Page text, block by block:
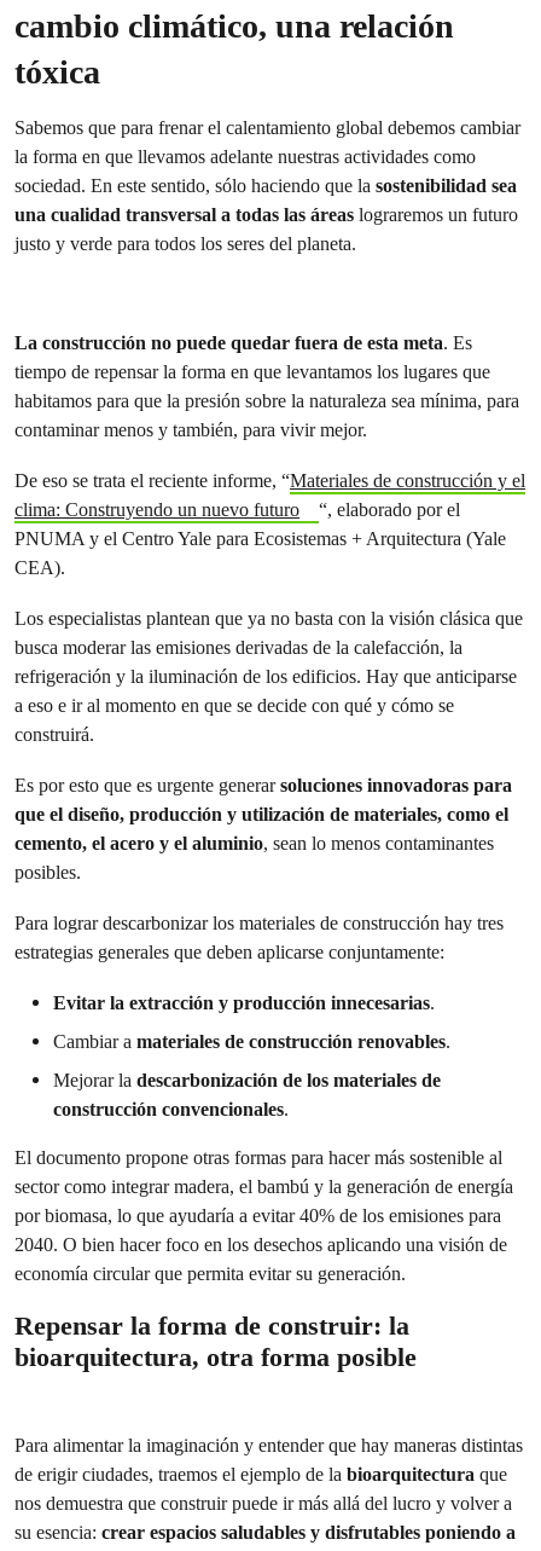
cambio climático, una relación
tóxica
Sabemos que para frenar el calentamiento global debemos cambiar
la forma en que llevamos adelante nuestras actividades como
sociedad. En este sentido, sólo haciendo que la sostenibilidad sea
una cualidad transversal a todas las áreas lograremos un futuro
justo y verde para todos los seres del planeta.
La construcción no puede quedar fuera de esta meta. Es
tiempo de repensar la forma en que levantamos los lugares que
habitamos para que la presión sobre la naturaleza sea mínima, para
contaminar menos y también, para vivir mejor.
De eso se trata el reciente informe, “Materiales de construcción y el
clima: Construyendo un nuevo futuro
“, elaborado por el
PNUMA y el Centro Yale para Ecosistemas + Arquitectura (Yale
CEA).
Los especialistas plantean que ya no basta con la visión clásica que
busca moderar las emisiones derivadas de la calefacción, la
refrigeración y la iluminación de los edificios. Hay que anticiparse
a eso e ir al momento en que se decide con qué y cómo se
construirá.
Es por esto que es urgente generarsoluciones innovadoras para
que el diseño, producción y utilización de materiales, como el
cemento, el acero y el aluminio, sean lo menos contaminantes
posibles.
Para lograr descarbonizar los materiales de construcción hay tres
estrategias generales que deben aplicarse conjuntamente:
Evitar la extracción y producción innecesarias.
Cambiar a materiales de construcción renovables.
Mejorar la descarbonización de los materiales de
construcción convencionales.
El documento propone otras formas para hacer más sostenible al
sector como integrar madera, el bambú y la generación de energía
por biomasa, lo que ayudaría a evitar 40% de los emisiones para
2040. O bien hacer foco en los desechos aplicando una visión de
economía circular que permita evitar su generación.
Repensar la forma de construir: la
bioarquitectura, otra forma posible
Para alimentar la imaginación y entender que hay maneras distintas
de erigir ciudades, traemos el ejemplo de la bioarquitectura que
nos demuestra que construir puede ir más allá del lucro y volver a
su esencia: crear espacios saludables y disfrutables poniendo a